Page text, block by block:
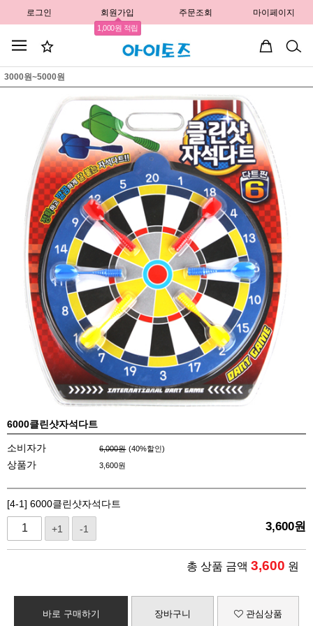
로그인 회원가입
1,000원 적립
주문조회 마이페이지
3000원~5000원
6000클린샷자석다트
소비자가 6,000원 (40%할인)
상품가 3,600원
[4-1] 6000클린샷자석다트
+1 -1 3,600원
총 상품 금액 3,600 원
바로 구매하기 장바구니 관심상품